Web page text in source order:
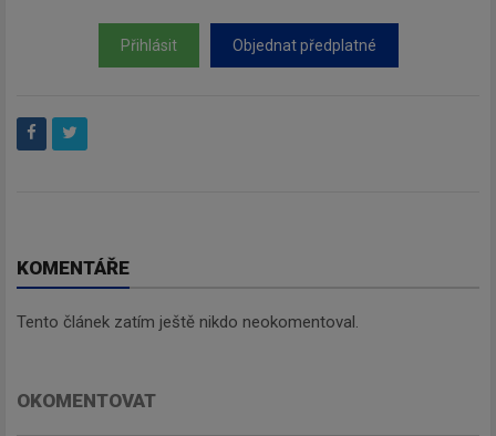
Přihlásit Objednat předplatné
KOMENTÁŘE
Tento článek zatím ještě nikdo neokomentoval.
OKOMENTOVAT